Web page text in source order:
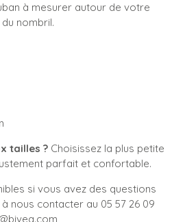
à mesurer autour de votre
nombril.
tailles ? Choisissez la plus petite
parfait et confortable.
si vous avez des questions
nous contacter au 05 57 26 09